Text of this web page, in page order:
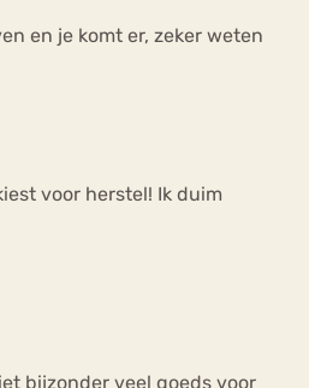
en je komt er, zeker weten
voor herstel! Ik duim
bijzonder veel goeds voor